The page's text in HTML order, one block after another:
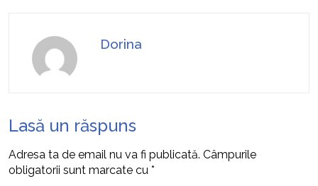
Dorina
Lasă un răspuns
Adresa ta de email nu va fi publicată. Câmpurile
obligatorii sunt marcate cu *